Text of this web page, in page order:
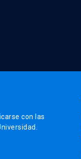
con las